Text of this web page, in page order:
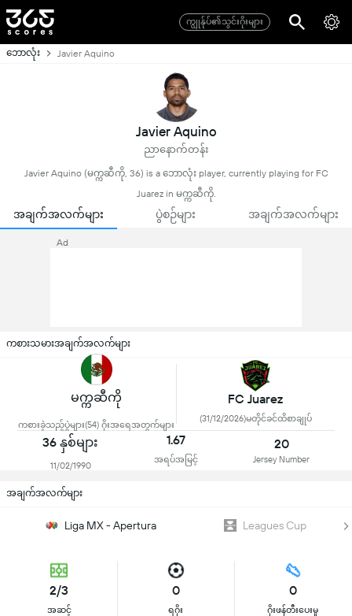
ကျွုန်ုပ်၏သွင်းဂိုးများ
ဘောလုံး Javier Aquino
Javier Aquino
ညာနောက်တန်း
Javier Aquino (မက္ကဆီကို, 36) is a ဘောလုံး player, currently playing for FC
Juarez in မက္ကဆီကို.
အချက်အလက်များ ပွဲစဉ်များ အချက်အလက်များ
Ad
ကစားသမားအချက်အလက်များ
မက္ကဆီကို
ကစားခဲ့သည့်ပွဲများ(54) ဂိုးအရေအတွက်များ
FC Juarez
(31/12/2026)မတိုင်ခင်ထိစာချုပ်
36 နှစ်များ
11/02/1990
1.67
အရပ်အမြင့်
20
Jersey Number
အချက်အလက်များ
Liga MX - Apertura Leagues Cup
2/3
အဆင့်
0
ရဂိုး
0
ဂိုးဖန်တီးပေးမှု